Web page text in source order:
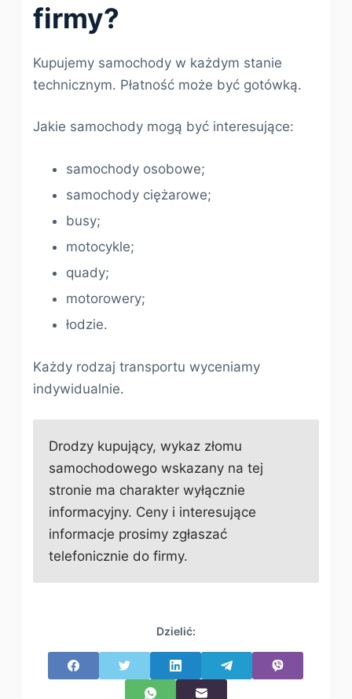
firmy?
Kupujemy samochody w każdym stanie
technicznym. Płatność może być gotówką.
Jakie samochody mogą być interesujące:
samochody osobowe;
samochody ciężarowe;
busy;
motocykle;
quady;
motorowery;
łodzie.
Każdy rodzaj transportu wyceniamy
indywidualnie.
Drodzy kupujący, wykaz złomu
samochodowego wskazany na tej
stronie ma charakter wyłącznie
informacyjny. Ceny i interesujące
informacje prosimy zgłaszać
telefonicznie do firmy.
Dzielić: